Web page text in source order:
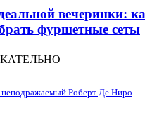
вечеринки:
фуршетные сеты
Роберт Де Ниро